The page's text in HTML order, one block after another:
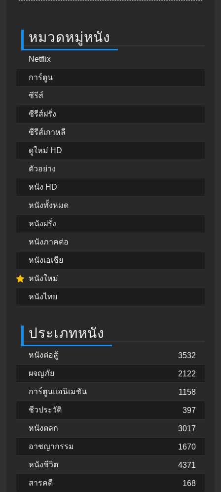
หมวดหมู่หนัง
Netflix
การ์ตูน
ซีรีส์
ซีรีส์ฝรั่ง
ซีรีส์เกาหลี
ดูใหม่ HD
ตัวอย่าง
หนัง HD
หนังทั้งหมด
หนังฝรั่ง
หนังภาคต่อ
หนังเอเชีย
หนังใหม่
หนังไทย
ประเภทหนัง
หนังต่อสู้ 3532
ผจญภัย 2122
การ์ตูนแอนิเมชัน 1158
ชีวประวัติ 397
หนังตลก 3017
อาชญากรรม 1670
หนังชีวิต 4371
สารคดี 168